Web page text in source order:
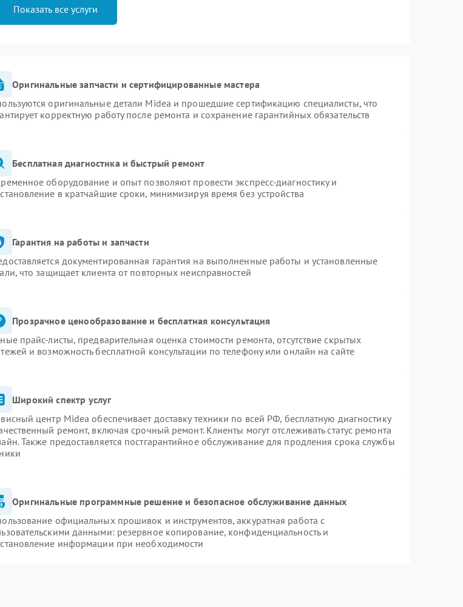
Показать все услуги
Оригинальные запчасти и сертифицированные мастера
оригинальные детали Midea и прошедшие сертификацию специалисты, что
корректную работу после ремонта и сохранение гарантийных обязательств
Бесплатная диагностика и быстрый ремонт
оборудование и опыт позволяют провести экспресс-диагностику и
в кратчайшие сроки, минимизируя время без устройства
Гарантия на работы и запчасти
документированная гарантия на выполненные работы и установленные
что защищает клиента от повторных неисправностей
Прозрачное ценообразование и бесплатная консультация
прайс-листы, предварительная оценка стоимости ремонта, отсутствие скрытых
и возможность бесплатной консультации по телефону или онлайн на сайте
Широкий спектр услуг
центр Midea обеспечивает доставку техники по всей РФ, бесплатную диагностику
ремонт, включая срочный ремонт. Клиенты могут отслеживать статус ремонта
Также предоставляется постгарантийное обслуживание для продления срока службы
Оригинальные программные решение и безопасное обслуживание данных
официальных прошивок и инструментов, аккуратная работа с
данными: резервное копирование, конфиденциальность и
информации при необходимости